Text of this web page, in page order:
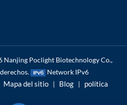
Nanjing Poclight Biotechnology Co.,
Network IPv6
Mapa del sitio | Blog |
política